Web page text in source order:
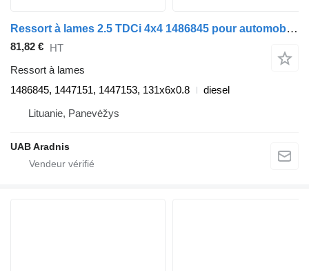
Ressort à lames 2.5 TDCi 4x4 1486845 pour automobile Ford RANGER (ET)
81,82 € HT
Ressort à lames
1486845, 1447151, 1447153, 131x6x0.8
diesel
Lituanie, Panevėžys
UAB Aradnis